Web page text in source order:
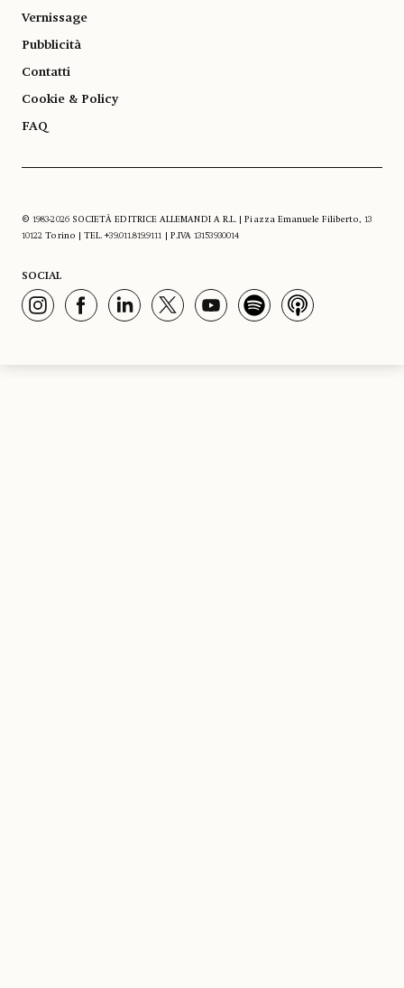
Vernissage
Pubblicità
Contatti
Cookie & Policy
FAQ
© 1983-2026 SOCIETÀ EDITRICE ALLEMANDI A R.L. | Piazza Emanuele Filiberto, 13
10122 Torino | TEL. +39.011.819.9111 | P.IVA 13153930014
SOCIAL